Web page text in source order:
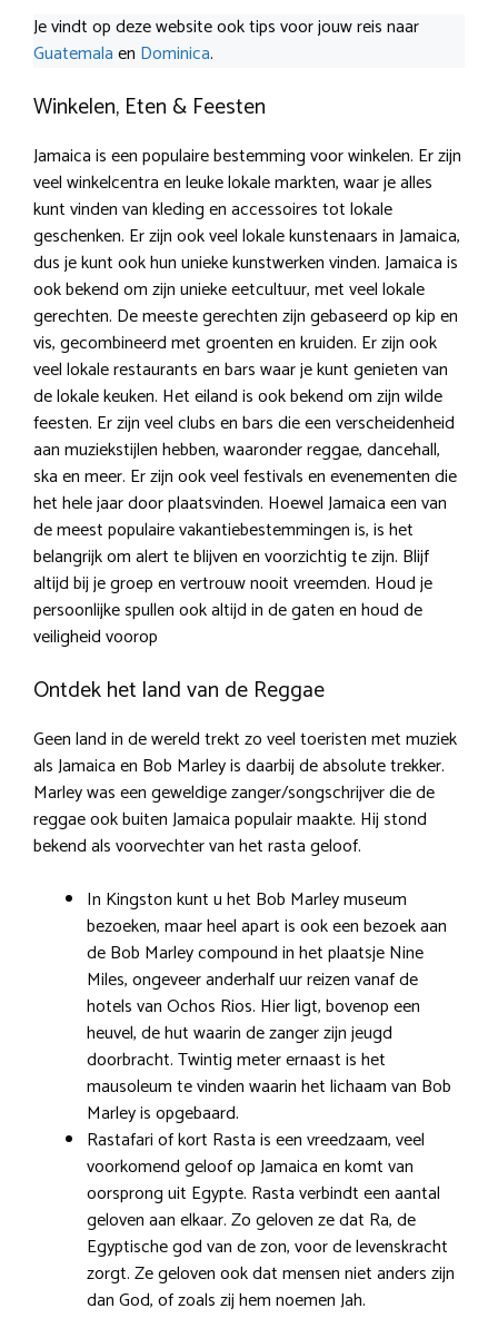
Je vindt op deze website ook tips voor jouw reis naar
Guatemalaen Dominica.
Winkelen, Eten & Feesten
Jamaica is een populaire bestemming voor winkelen. Er zijn
veel winkelcentra en leuke lokale markten, waar je alles
kunt vinden van kleding en accessoires tot lokale
geschenken. Er zijn ook veel lokale kunstenaars in Jamaica,
dus je kunt ook hun unieke kunstwerken vinden. Jamaica is
ook bekend om zijn unieke eetcultuur, met veel lokale
gerechten. De meeste gerechten zijn gebaseerd op kip en
vis, gecombineerd met groenten en kruiden. Er zijn ook
veel lokale restaurants en bars waar je kunt genieten van
de lokale keuken. Het eiland is ook bekend om zijn wilde
feesten. Er zijn veel clubs en bars die een verscheidenheid
aan muziekstijlen hebben, waaronder reggae, dancehall,
ska en meer. Er zijn ook veel festivals en evenementen die
het hele jaar door plaatsvinden. Hoewel Jamaica een van
de meest populaire vakantiebestemmingen is, is het
belangrijk om alert te blijven en voorzichtig te zijn. Blijf
altijd bij je groep en vertrouw nooit vreemden. Houd je
persoonlijke spullen ook altijd in de gaten en houd de
veiligheid voorop
Ontdek het land van de Reggae
Geen land in de wereld trekt zo veel toeristen met muziek
als Jamaica en Bob Marley is daarbij de absolute trekker.
Marley was een geweldige zanger/songschrijver die de
reggae ook buiten Jamaica populair maakte. Hij stond
bekend als voorvechter van het rasta geloof.
In Kingston kunt u het Bob Marley museum
bezoeken, maar heel apart is ook een bezoek aan
de Bob Marley compound in het plaatsje Nine
Miles, ongeveer anderhalf uur reizen vanaf de
hotels van Ochos Rios. Hier ligt, bovenop een
heuvel, de hut waarin de zanger zijn jeugd
doorbracht. Twintig meter ernaast is het
mausoleum te vinden waarin het lichaam van Bob
Marley is opgebaard.
Rastafari of kort Rasta is een vreedzaam, veel
voorkomend geloof op Jamaica en komt van
oorsprong uit Egypte. Rasta verbindt een aantal
geloven aan elkaar. Zo geloven ze dat Ra, de
Egyptische god van de zon, voor de levenskracht
zorgt. Ze geloven ook dat mensen niet anders zijn
dan God, of zoals zij hem noemen Jah.